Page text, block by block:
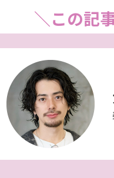
＼この記